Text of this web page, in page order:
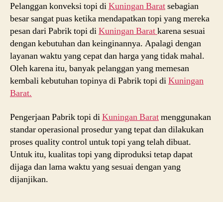
Pelanggan konveksi topi diKuningan Baratsebagian
besar sangat puas ketika mendapatkan topi yang mereka
pesan dari Pabrik topi diKuningan Baratkarena sesuai
dengan kebutuhan dan keinginannya. Apalagi dengan
layanan waktu yang cepat dan harga yang tidak mahal.
Oleh karena itu, banyak pelanggan yang memesan
kembali kebutuhan topinya di Pabrik topi diKuningan
Barat.
Pengerjaan Pabrik topi diKuningan Baratmenggunakan
standar operasional prosedur yang tepat dan dilakukan
proses quality control untuk topi yang telah dibuat.
Untuk itu, kualitas topi yang diproduksi tetap dapat
dijaga dan lama waktu yang sesuai dengan yang
dijanjikan.